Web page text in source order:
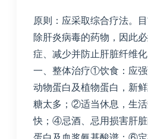
原则：应采取综合疗法。
除肝炎病毒的药物，因此
症、减少并防止肝脏纤维
一、整体治疗①饮食：应
动物蛋白及植物蛋白，新
糖太多；②适当休息，生
快；④忌酒、忌用损害肝